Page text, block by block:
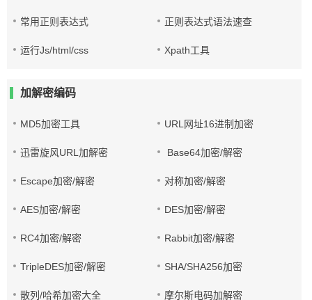
常用正则表达式 正则表达式语法速查
运行Js/html/css Xpath工具
加解密编码
MD5加密工具 URL网址16进制加密
迅雷旋风URL加解密 Base64加密/解密
Escape加密/解密 对称加密/解密
AES加密/解密 DES加密/解密
RC4加密/解密 Rabbit加密/解密
TripleDES加密/解密 SHA/SHA256加密
散列/哈希加密大全 摩尔斯电码加解密